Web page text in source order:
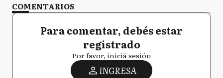
COMENTARIOS
Para comentar, debés estar
registrado
Por favor, iniciá sesión
INGRESA